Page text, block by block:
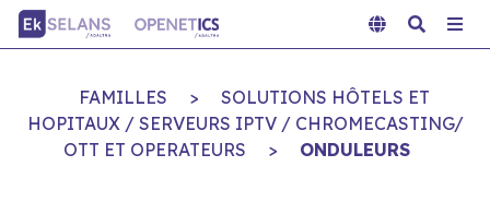
FAMILLES >
SOLUTIONS HÔTELS ET
HOPITAUX / SERVEURS IPTV / CHROMECASTING/
OTT ET OPERATEURS
> ONDULEURS